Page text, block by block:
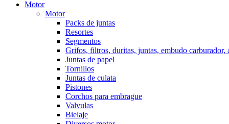
Motor
Motor
Packs de juntas
Resortes
Segmentos
Grifos, filtros, duritas, juntas, embudo carburador,
Juntas de papel
Tornillos
Juntas de culata
Pistones
Corchos para embrague
Valvulas
Bielaje